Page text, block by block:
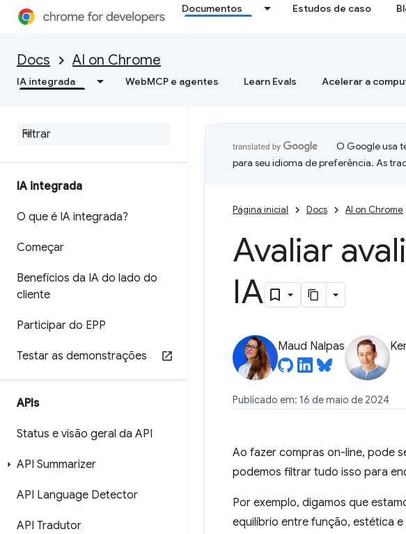
Documentos Estudos de caso
Docs AI on Chrome
IA integrada WebMCP e agentes Learn Evals Acelerar a
IA integrada
O que é IA integrada?
Começar
Benefícios da IA do lado do
cliente
Participar do EPP
Testar as demonstrações
APIs
Status e visão geral da API
API Summarizer
API Language Detector
API Tradutor
O Google usa
para seu idioma de preferência. As
Página inicial Docs AI on Chrome
Avaliar
IA
Maud Nalpas
Publicado em: 16 de maio de 2024
Ao fazer compras on-line, pode
podemos filtrar tudo isso para
Por exemplo, digamos que
equilíbrio entre função, estética